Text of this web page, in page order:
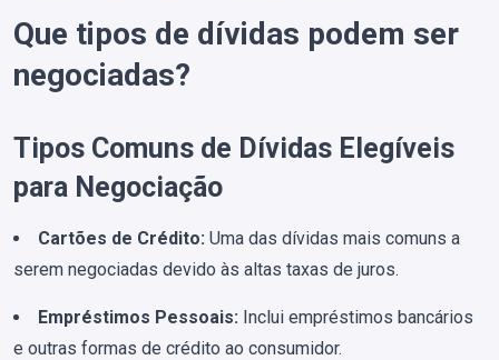
Que tipos de dívidas podem ser
negociadas?
Tipos Comuns de Dívidas Elegíveis
para Negociação
Cartões de Crédito: Uma das dívidas mais comuns a
serem negociadas devido às altas taxas de juros.
Empréstimos Pessoais: Inclui empréstimos bancários
e outras formas de crédito ao consumidor.